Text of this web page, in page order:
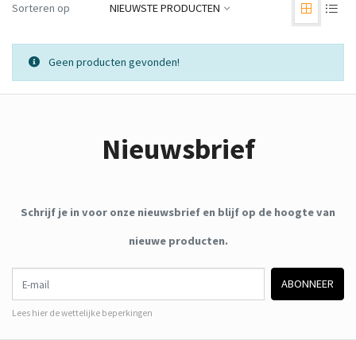
Sorteren op NIEUWSTE PRODUCTEN
Geen producten gevonden!
Nieuwsbrief
Schrijf je in voor onze nieuwsbrief en blijf op de hoogte van
nieuwe producten.
ABONNEER
Lees hier de wettelijke beperkingen